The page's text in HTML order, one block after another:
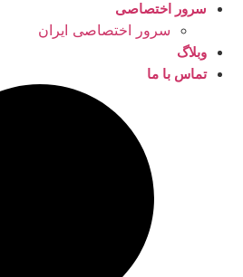
سرور اختصاصی
سرور اختصاصی ایران
وبلاگ
تماس با ما